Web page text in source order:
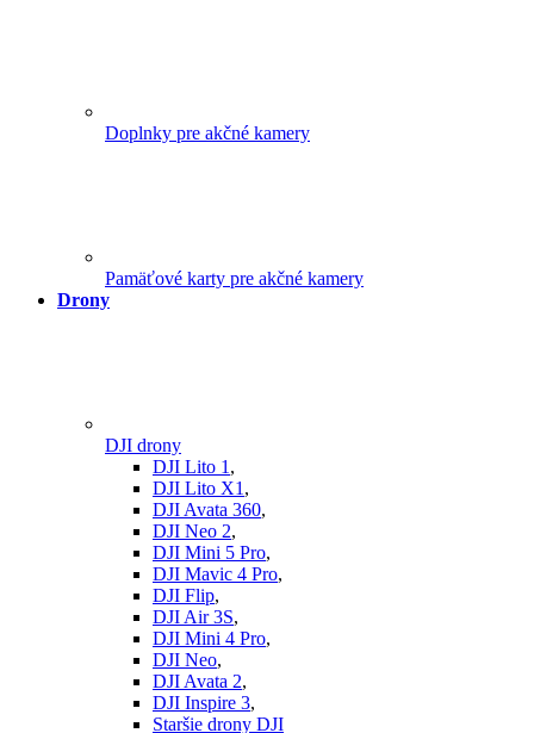
Doplnky pre akčné kamery
Pamäťové karty pre akčné kamery
Drony
DJI drony
DJI Lito 1,
DJI Lito X1,
DJI Avata 360,
DJI Neo 2,
DJI Mini 5 Pro,
DJI Mavic 4 Pro,
DJI Flip,
DJI Air 3S,
DJI Mini 4 Pro,
DJI Neo,
DJI Avata 2,
DJI Inspire 3,
Staršie drony DJI